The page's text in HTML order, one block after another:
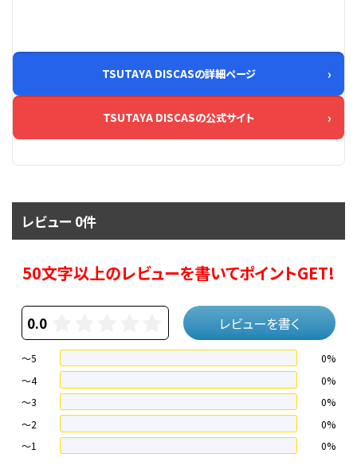
TSUTAYA DISCASの詳細ページ
TSUTAYA DISCASの公式サイト
レビュー 0件
50文字以上のレビューを書いてポイントGET!
0.0 レビューを書く
～5
0%
～4
0%
〜3
0%
〜2
0%
〜1
0%